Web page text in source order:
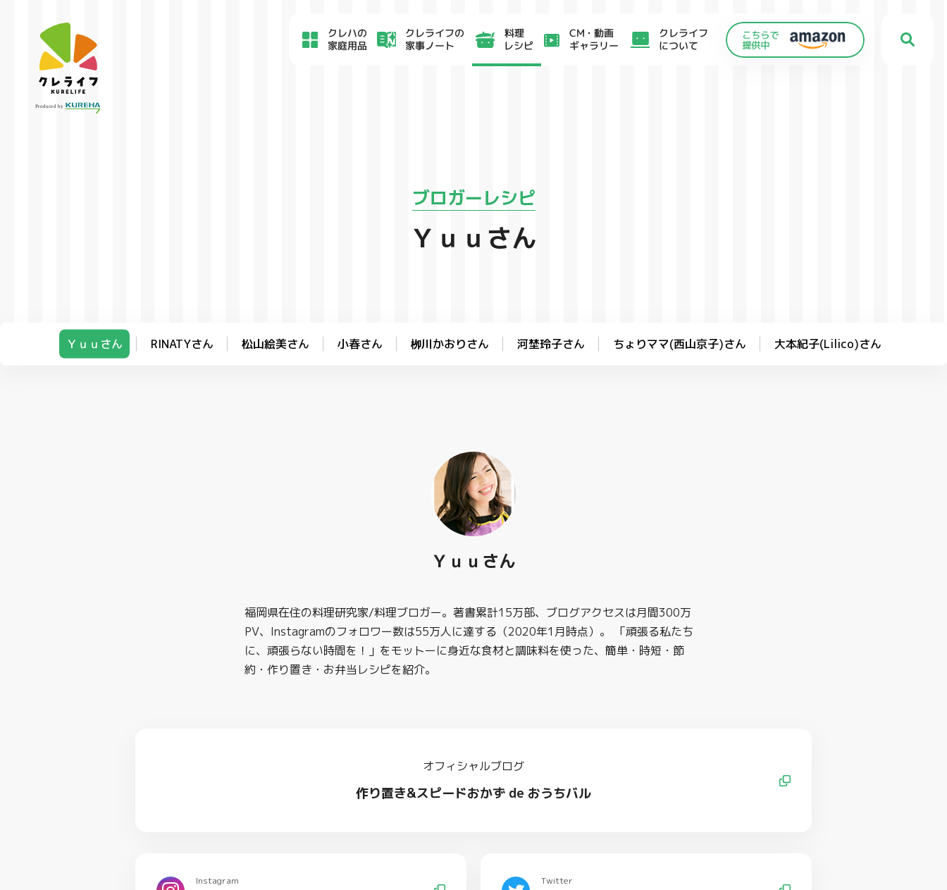
クレハの
家庭用品
クレライフの
家事ノート
料理
レシピ
CM・動画
ギャラリー
クレライフ
について
ブロガーレシピ
Ｙｕｕさん
Ｙｕｕさん RINATYさん 松山絵美さん 小春さん 栁川かおりさん 河埜玲子さん ちょりママ(西山京子)さん 大本紀子(Lilico)さん
Ｙｕｕさん
福岡県在住の料理研究家/料理ブロガー。著書累計15万部、ブログアクセスは月間300万
PV、Instagramのフォロワー数は55万人に達する（2020年1月時点）。 「頑張る私たち
に、頑張らない時間を！」をモットーに身近な食材と調味料を使った、簡単・時短・節
約・作り置き・お弁当レシピを紹介。
オフィシャルブログ
作り置き&スピードおかず de おうちバル
Instagram Twitter